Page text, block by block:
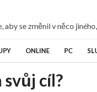
se změnil v něco
ONLINE PC
svůj cíl?